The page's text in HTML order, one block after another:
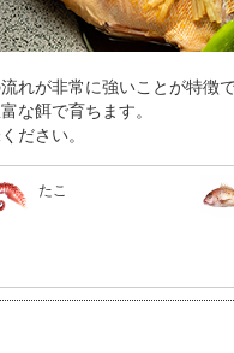
れが非常に強いことが特徴
な餌で育ちます。
ださい。
たこ